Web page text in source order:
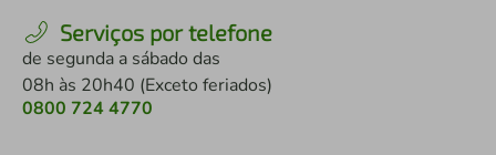
Serviços por telefone
de segunda a sábado das
08h às 20h40 (Exceto feriados)
0800 724 4770